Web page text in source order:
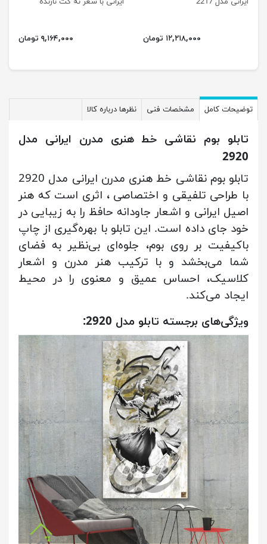
۱۲,۲۱۸,۰۰۰ تومان ۹,۱۶۴,۰۰۰ تومان
توضیحات کامل مشخصات فنی نظرها درباره کالا
تابلو بوم نقاشی خط هنری مدرن ایرانی مدل
2920
تابلو بوم نقاشی خط هنری مدرن ایرانی مدل 2920
با طراحی تلفیقی و اختصاصی ، اثری است که هنر
اصیل ایرانی و اشعار جاودانه حافظ را به زیبایی در
خود جای داده است. این تابلو با بهره‌گیری از چاپ
باکیفیت بر روی بوم، جلوه‌ای بی‌نظیر به فضای
شما می‌بخشد و با ترکیب هنر مدرن و اشعار
کلاسیک، احساس عمیق و معنوی را در محیط
ایجاد می‌کند.
ویژگی‌های برجسته تابلو مدل 2920: